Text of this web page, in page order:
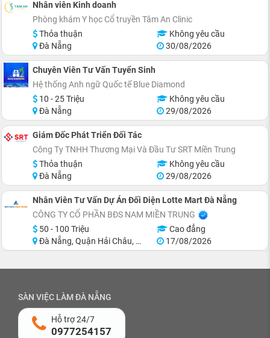
Nhân viên Kinh doanh
Phòng khám Y học Cổ truyền Tâm An Clinic
Thỏa thuận
Không yêu cầu
Đà Nẵng
30/08/2026
Chuyên Viên Tư Vấn Tuyển Sinh
Hệ thống Anh ngữ Quốc tế Blue Diamond
10 - 25 Triệu
Không yêu cầu
Đà Nẵng
29/08/2026
Giám Đốc Phát Triển Đối Tác
Công Ty TNHH Thương Mại Và Đầu Tư SRT Miền Trung
Thỏa thuận
Không yêu cầu
Đà Nẵng
29/08/2026
Nhân Viên Tư Vấn Dự Án Đối Diện Lotte Mart Đà Nẵng
CÔNG TY CỔ PHẦN BĐS NAM MIỀN TRUNG
50 - 100 Triệu
Cao đẳng
Đà Nẵng, Quận Hải Châu, Quận Sơn Trà, Quận Ngũ Hành Sơn, Quận Cẩm Lệ, Khu vực lân cận Đà Nẵng
17/08/2026
SÀN VIỆC LÀM ĐÀ NẴNG
Hỗ trợ 24/7
0977254157